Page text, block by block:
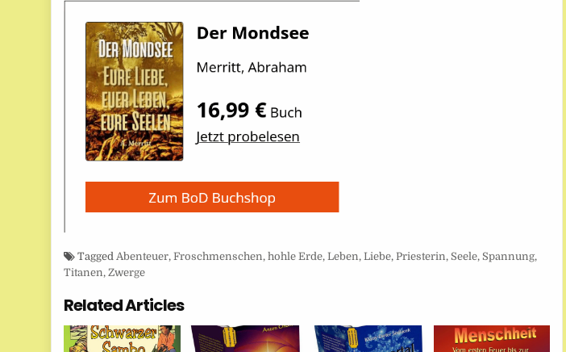
Tagged Abenteuer,Froschmenschen,hohle Erde,Leben,Liebe, Priesterin, Seele, Spannung,
Titanen, Zwerge
Related Articles